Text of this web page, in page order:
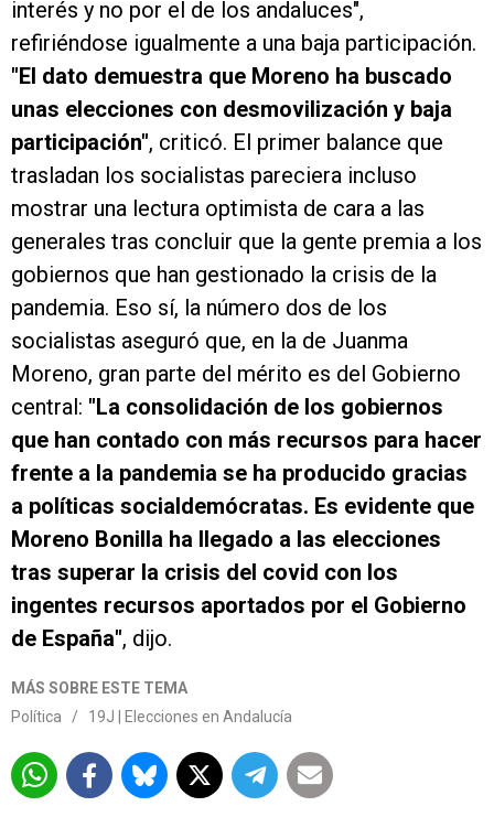
interés y no por el de los andaluces",
refiriéndose igualmente a una baja participación.
"El dato demuestra que Moreno ha buscado
unas elecciones con desmovilización y baja
participación", criticó. El primer balance que
trasladan los socialistas pareciera incluso
mostrar una lectura optimista de cara a las
generales tras concluir que la gente premia a los
gobiernos que han gestionado la crisis de la
pandemia. Eso sí, la número dos de los
socialistas aseguró que, en la de Juanma
Moreno, gran parte del mérito es del Gobierno
central: "La consolidación de los gobiernos
que han contado con más recursos para hacer
frente a la pandemia se ha producido gracias
a políticas socialdemócratas. Es evidente que
Moreno Bonilla ha llegado a las elecciones
tras superar la crisis del covid con los
ingentes recursos aportados por el Gobierno
de España", dijo.
MÁS SOBRE ESTE TEMA
Política
/ 19J | Elecciones en Andalucía